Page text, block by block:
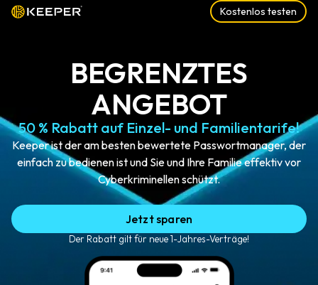
Kostenlos testen
BEGRENZTES
ANGEBOT
50 % Rabatt auf Einzel- und Familientarife!
Keeper ist der am besten bewertete Passwortmanager, der
einfach zu bedienen ist und Sie und Ihre Familie effektiv vor
Cyberkriminellen schützt.
Jetzt sparen
Der Rabatt gilt für neue 1-Jahres-Verträge!